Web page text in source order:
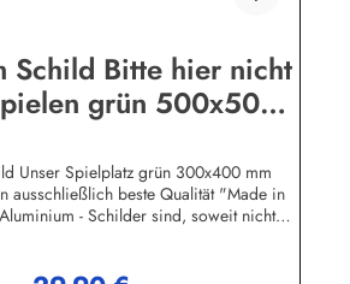
Schild Bitte hier nicht
grün 500x500
Unser Spielplatz grün 300x400 mm
ausschließlich beste Qualität "Made in
- Schilder sind, soweit nicht